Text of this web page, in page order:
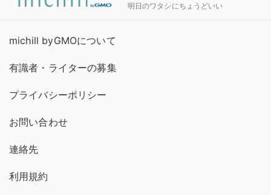
明日のワタシにちょうどいい
michill byGMOについて
有識者・ライターの募集
プライバシーポリシー
お問い合わせ
連絡先
利用規約